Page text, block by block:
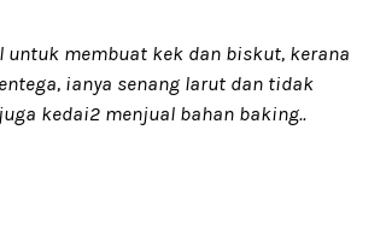
untuk membuat kek dan biskut, kerana
ianya senang larut dan tidak
kedai2 menjual bahan baking..